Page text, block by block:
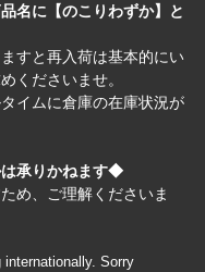
名に【のこりわずか】と
すと再入荷は基本的にい
くださいませ。
イムに倉庫の在庫状況が
承りかねます◆
め、ご理解くださいま
Sorry